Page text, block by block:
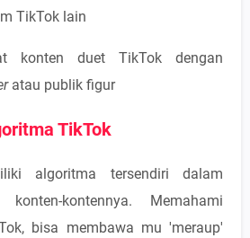
TikTok lain
konten duet TikTok dengan
atau publik figur
TikTok
algoritma tersendiri dalam
konten-kontennya. Memahami
bisa membawa mu 'meraup'